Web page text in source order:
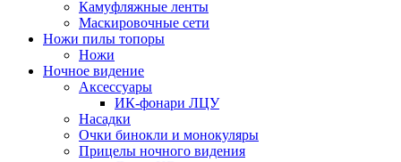
Камуфляжные ленты
Маскировочные сети
Ножи пилы топоры
Ножи
Ночное видение
Аксессуары
ИК-фонари ЛЦУ
Насадки
Очки бинокли и монокуляры
Прицелы ночного видения